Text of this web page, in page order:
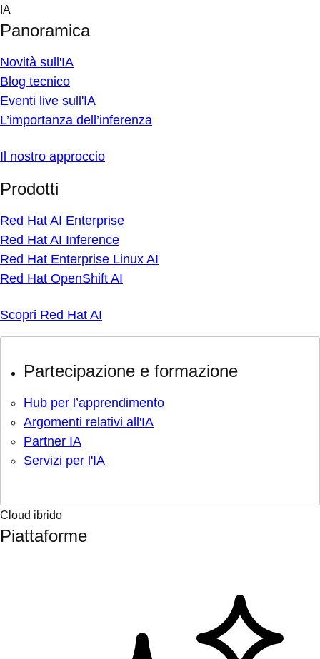
Skip
content
IA
Panoramica
Novità sull'IA
Blog tecnico
Eventi live sull'IA
L’importanza dell’inferenza
Il nostro approccio
Prodotti
Red Hat AI Enterprise
Red Hat AI Inference
Red Hat Enterprise Linux AI
Red Hat OpenShift AI
Scopri Red Hat AI
Partecipazione e formazione
Hub per l’apprendimento
Argomenti relativi all'IA
Partner IA
Servizi per l'IA
Cloud ibrido
Piattaforme